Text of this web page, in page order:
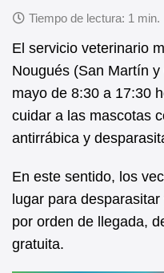
c
e
b
o
o
k
at
s
A
p
p
El servicio veterinario
Nougués (San Martín
mayo de 8:30 a 17:30
cuidar a las mascotas
antirrábica y
En este sentido, los
lugar para
por orden de llegada,
gratuita.